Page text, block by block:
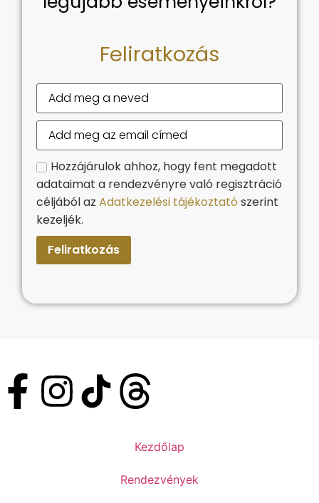
Feliratkozás
Hozzájárulok ahhoz, hogy fent megadott
adataimat a rendezvényre való regisztráció
céljából azAdatkezelési tájékoztató szerint
kezeljék.
Feliratkozás
Kezdőlap
Rendezvények